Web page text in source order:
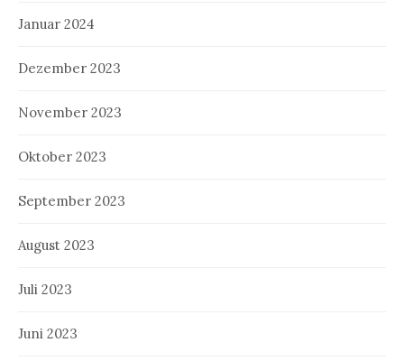
Januar 2024
Dezember 2023
November 2023
Oktober 2023
September 2023
August 2023
Juli 2023
Juni 2023